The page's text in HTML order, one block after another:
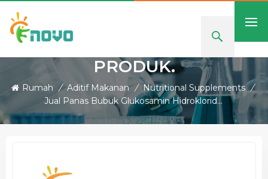
PRODUK.
Rumah / Aditif Makanan / Nutritional Supplements /
Jual Panas Bubuk Glukosamin Hidroklorida CAS 66-84-2